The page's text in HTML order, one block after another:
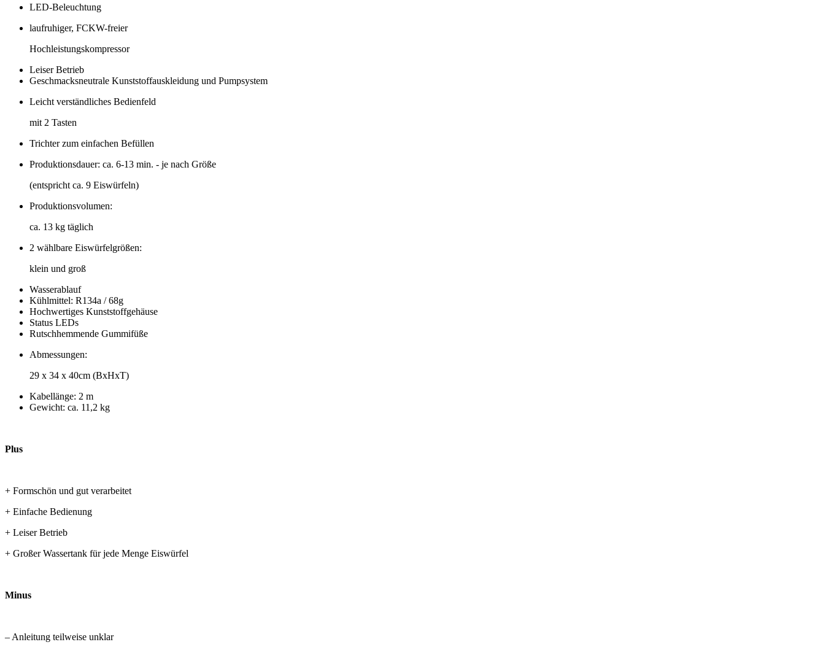
LED-Beleuchtung
laufruhiger, FCKW-freier
Hochleistungskompressor
Leiser Betrieb
Geschmacksneutrale Kunststoff­auskleidung und Pumpsystem
Leicht verständliches Bedienfeld
mit 2 Tasten
Trichter zum einfachen Befüllen
Produktionsdauer: ca. 6-13 min. - je nach Größe
(entspricht ca. 9 Eiswürfeln)
Produktionsvolumen:
ca. 13 kg täglich
2 wählbare Eiswürfelgrößen:
klein und groß
Wasserablauf
Kühlmittel: R134a / 68g
Hochwertiges Kunststoffgehäuse
Status LEDs
Rutschhemmende Gummifüße
Abmessungen:
29 x 34 x 40cm (BxHxT)
Kabellänge: 2 m
Gewicht: ca. 11,2 kg
Plus
+ Formschön und gut verarbeitet
+ Einfache Bedienung
+ Leiser Betrieb
+ Großer Wassertank für jede Menge Eiswürfel
Minus
– Anleitung teilweise unklar